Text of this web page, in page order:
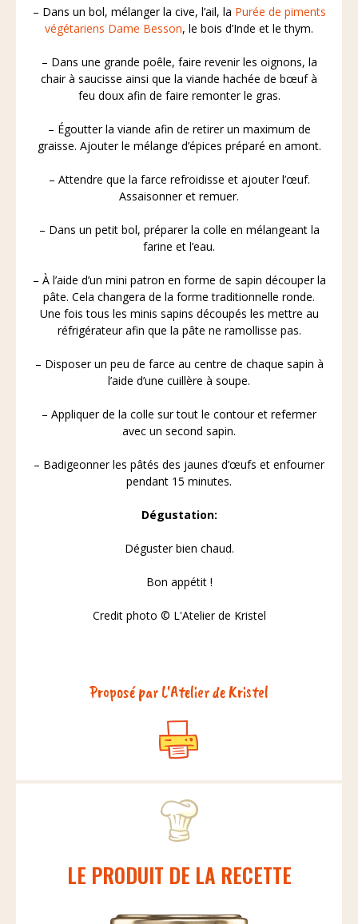
– Dans un bol, mélanger la cive, l’ail, la Purée de piments
végétariens Dame Besson, le bois d’Inde et le thym.
– Dans une grande poêle, faire revenir les oignons, la
chair à saucisse ainsi que la viande hachée de bœuf à
feu doux afin de faire remonter le gras.
– Égoutter la viande afin de retirer un maximum de
graisse. Ajouter le mélange d’épices préparé en amont.
– Attendre que la farce refroidisse et ajouter l’œuf.
Assaisonner et remuer.
– Dans un petit bol, préparer la colle en mélangeant la
farine et l’eau.
– À l’aide d’un mini patron en forme de sapin découper la
pâte. Cela changera de la forme traditionnelle ronde.
Une fois tous les minis sapins découpés les mettre au
réfrigérateur afin que la pâte ne ramollisse pas.
– Disposer un peu de farce au centre de chaque sapin à
l’aide d’une cuillère à soupe.
– Appliquer de la colle sur tout le contour et refermer
avec un second sapin.
– Badigeonner les pâtés des jaunes d’œufs et enfourner
pendant 15 minutes.
Dégustation:
Déguster bien chaud.
Bon appétit !
Credit photo © L'Atelier de Kristel
Proposé par L'Atelier de Kristel
LE PRODUIT DE LA RECETTE